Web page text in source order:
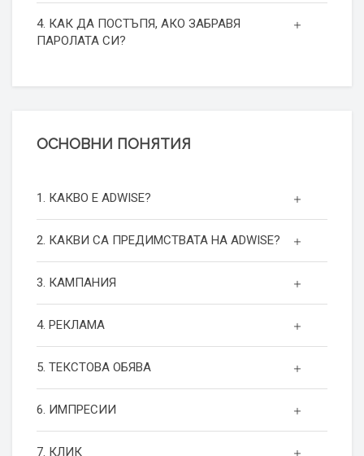
4. КАК ДА ПОСТЪПЯ, АКО ЗАБРАВЯ
ПАРОЛАТА СИ?
ОСНОВНИ ПОНЯТИЯ
1. КАКВО Е ADWISE?
2. КАКВИ СА ПРЕДИМСТВАТА НА ADWISE?
3. КАМПАНИЯ
4. РЕКЛАМА
5. ТЕКСТОВА ОБЯВА
6. ИМПРЕСИИ
7. КЛИК